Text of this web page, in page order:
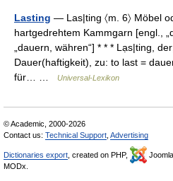
Lasting — Las|ting 〈m. 6〉 Möbel
hartgedrehtem Kammgarn [engl.,
„dauern, währen“] * * * Lạs|ting,
Dauer(haftigkeit), zu: to last =
für… …
Universal-Lexikon
© Academic, 2000-2026
Contact us: Technical Support Advertising
Dictionaries export , created on PHP, Joomla,
MODx.